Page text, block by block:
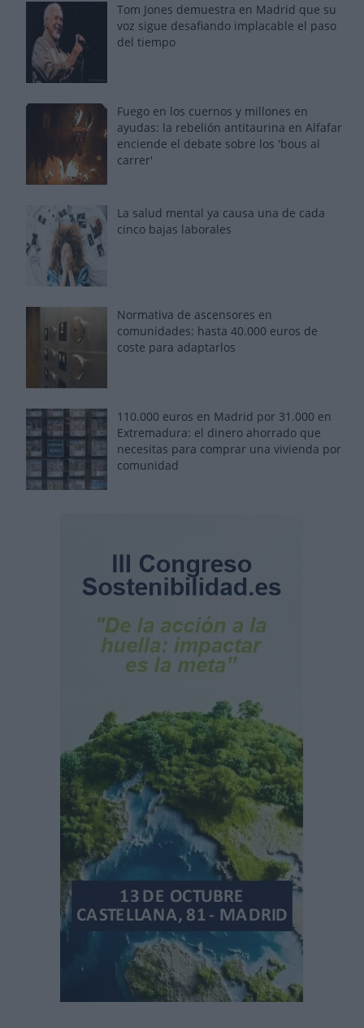
Tom Jones demuestra en Madrid que su
voz sigue desafiando implacable el paso
del tiempo
Fuego en los cuernos y millones en
ayudas: la rebelión antitaurina en Alfafar
enciende el debate sobre los 'bous al
carrer'
La salud mental ya causa una de cada
cinco bajas laborales
Normativa de ascensores en
comunidades: hasta 40.000 euros de
coste para adaptarlos
110.000 euros en Madrid por 31.000 en
Extremadura: el dinero ahorrado que
necesitas para comprar una vivienda por
comunidad